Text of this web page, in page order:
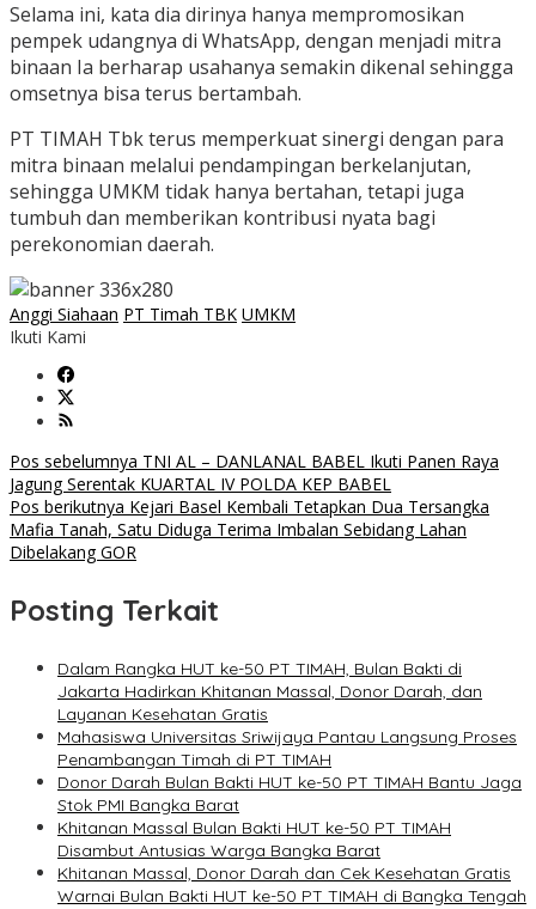
Selama ini, kata dia dirinya hanya mempromosikan
pempek udangnya di WhatsApp, dengan menjadi mitra
binaan Ia berharap usahanya semakin dikenal sehingga
omsetnya bisa terus bertambah.
PT TIMAH Tbk terus memperkuat sinergi dengan para
mitra binaan melalui pendampingan berkelanjutan,
sehingga UMKM tidak hanya bertahan, tetapi juga
tumbuh dan memberikan kontribusi nyata bagi
perekonomian daerah.
Anggi Siahaan PT Timah TBK UMKM
Ikuti Kami
Navigasi
pos
Pos sebelumnya TNI AL – DANLANAL BABEL Ikuti Panen Raya
Jagung Serentak KUARTAL IV POLDA KEP BABEL
Pos berikutnya Kejari Basel Kembali Tetapkan Dua Tersangka
Mafia Tanah, Satu Diduga Terima Imbalan Sebidang Lahan
Dibelakang GOR
Posting Terkait
Dalam Rangka HUT ke-50 PT TIMAH, Bulan Bakti di
Jakarta Hadirkan Khitanan Massal, Donor Darah, dan
Layanan Kesehatan Gratis
Mahasiswa Universitas Sriwijaya Pantau Langsung Proses
Penambangan Timah di PT TIMAH
Donor Darah Bulan Bakti HUT ke-50 PT TIMAH Bantu Jaga
Stok PMI Bangka Barat
Khitanan Massal Bulan Bakti HUT ke-50 PT TIMAH
Disambut Antusias Warga Bangka Barat
Khitanan Massal, Donor Darah dan Cek Kesehatan Gratis
Warnai Bulan Bakti HUT ke-50 PT TIMAH di Bangka Tengah